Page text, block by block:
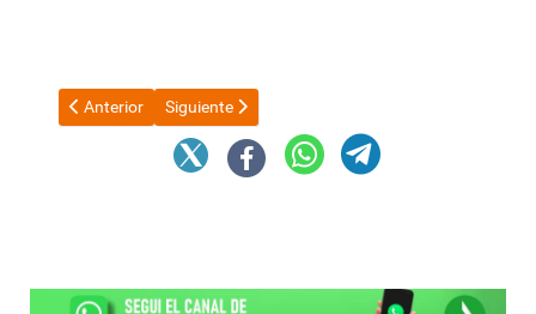
Artículo anterior: Máximo Kirchner acusó a Macri de
Anterior Artículo siguiente: “La Patria se hace desde la
Siguiente